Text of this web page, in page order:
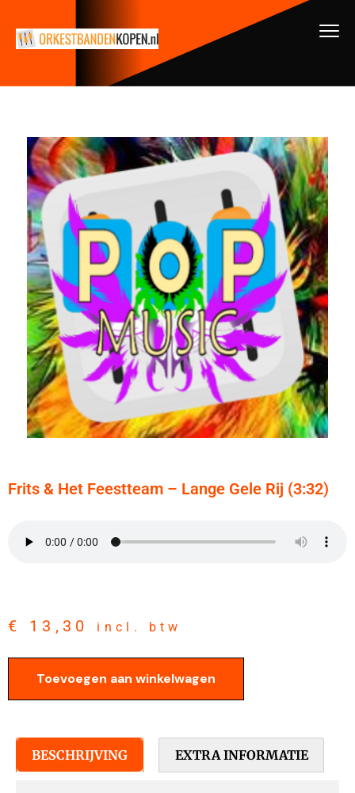
Frits & Het Feestteam – Lange Gele Rij (3:32)
€ 13,30 incl. btw
Toevoegen aan winkelwagen
BESCHRIJVING EXTRA INFORMATIE